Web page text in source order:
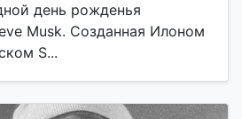
день рожденья
Musk. Созданная Илоном
S...